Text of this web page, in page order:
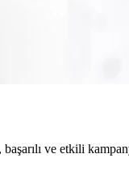
ve etkili